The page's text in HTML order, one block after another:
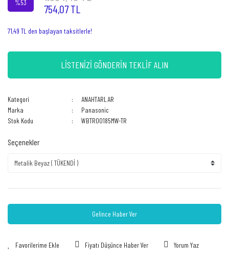
%53 754,07 TL
71,49 TL den başlayan taksitlerle!
LİSTENİZİ GÖNDERİN TEKLİF ALIN
Kategori
ANAHTARLAR
Marka
Panasonic
Stok Kodu
WBTR00185MW-TR
Seçenekler
Gelince Haber Ver
Fiyatı Düşünce Haber Ver Yorum Yaz